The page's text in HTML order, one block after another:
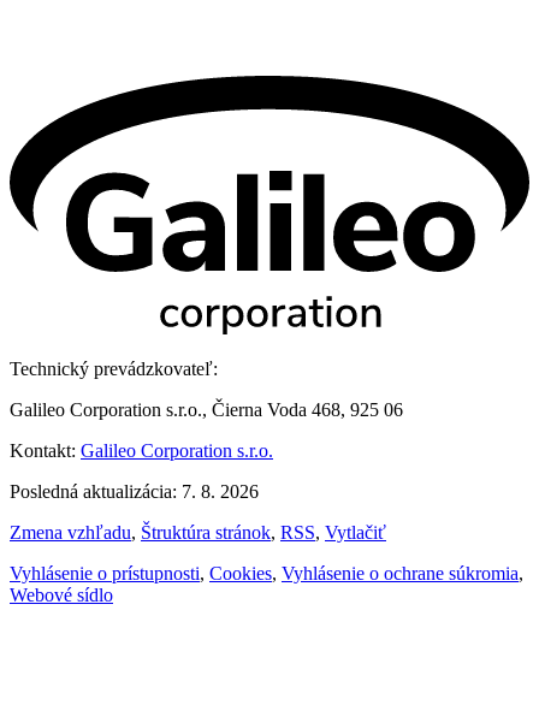
Technický prevádzkovateľ:
Galileo Corporation s.r.o., Čierna Voda 468, 925 06
Kontakt: Galileo Corporation s.r.o.
Posledná aktualizácia: 7. 8. 2026
Zmena vzhľadu, Štruktúra stránok, RSS, Vytlačiť
Vyhlásenie o prístupnosti, Cookies, Vyhlásenie o ochrane súkromia,
Webové sídlo